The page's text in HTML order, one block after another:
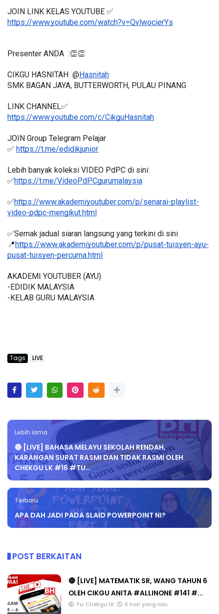
JOIN LINK KELAS YOUTUBE ✅
https://www.youtube.com/watch?v=QvlwocierYs
Presenter ANDA  :👏👏
CIKGU HASNITAH  @Hasnitah
SMK BAGAN JAYA, BUTTERWORTH, PULAU PINANG
LINK CHANNEL✅
https://www.youtube.com/c/CikguHasnitah
JOIN Group Telegram Pelajar
✅ https://t.me/edidikjunior
Lebih banyak koleksi VIDEO PdPC di sini:
✅https://t.me/VideoPdPCgurumalaysia
✅https://www.akademiyoutuber.com/p/senarai-playlist-
video-pdpc-mengikut.html
✅Semak jadual siaran langsung yang terkini di sini
📍https://www.akademiyoutuber.com/p/pusat-tuisyen-ayu-
pusat-tuisyen-percuma.html
AKADEMI YOUTUBER (AYU)
-EDIDIK MALAYSIA
-KELAB GURU MALAYSIA
Tags LIVE
Lebih lama
🔴 [LIVE] BAHASA MELAYU SEKOLAH RENDAH,
KARANGAN SURAT RASMI DAN TIDAK RASMI OLEH
CHEKGU LK #16 #TU…
Terbaru
APA DAH JADI PADA SLAID POWERPOINT NI?
POST BERKAITAN
🔴 [LIVE] MATEMATIK SR, WANG TAHUN 6
OLEH CIKGU ANITA #ALLINONE #141 #...
Yu. Chekgu LK 6 hari yang lalu